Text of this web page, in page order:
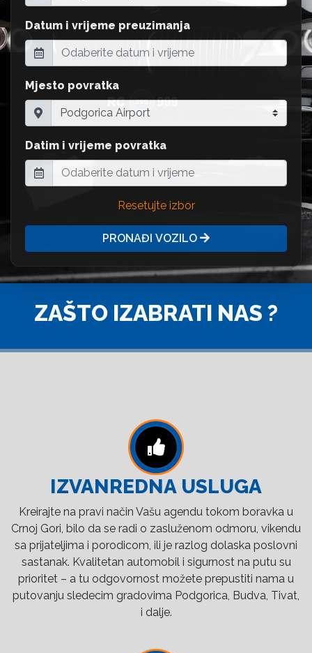
Datum i vrijeme preuzimanja
Mjesto povratka
Datim i vrijeme povratka
Resetujte izbor
PRONAĐI VOZILO
ZAŠTO IZABRATI NAS ?
IZVANREDNA USLUGA
Kreirajte na pravi način Vašu agendu tokom boravka u
Crnoj Gori, bilo da se radi o zasluženom odmoru, vikendu
sa prijateljima i porodicom, ili je razlog dolaska poslovni
sastanak. Kvalitetan automobil i sigurnost na putu su
prioritet – a tu odgovornost možete prepustiti nama u
putovanju sledecim gradovima Podgorica, Budva, Tivat,
i dalje.